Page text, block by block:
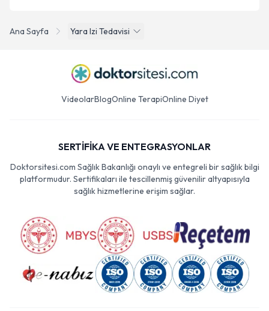
Ana Sayfa Yara Izi Tedavisi
VideolarBlogOnline TerapiOnline Diyet
SERTİFİKA VE ENTEGRASYONLAR
Doktorsitesi.com Sağlık Bakanlığı onaylı ve entegreli bir sağlık bilgi
platformudur. Sertifikaları ile tescillenmiş güvenilir altyapısıyla
sağlık hizmetlerine erişim sağlar.